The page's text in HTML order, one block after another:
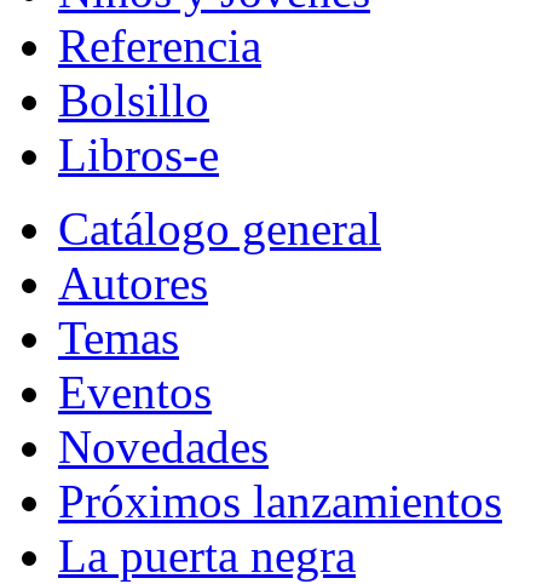
Referencia
Bolsillo
Libros-e
Catálogo general
Autores
Temas
Eventos
Novedades
Próximos lanzamientos
La puerta negra